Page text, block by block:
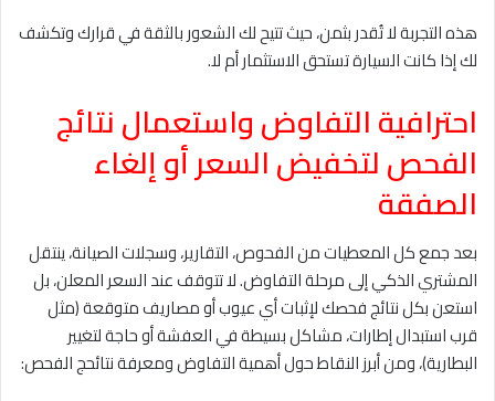
هذه التجربة لا تُقدر بثمن، حيث تتيح لك الشعور بالثقة في قرارك وتكشف
لك إذا كانت السيارة تستحق الاستثمار أم لا.
احترافية التفاوض واستعمال نتائج
الفحص لتخفيض السعر أو إلغاء
الصفقة
بعد جمع كل المعطيات من الفحوص، التقارير، وسجلات الصيانة، ينتقل
المشتري الذكي إلى مرحلة التفاوض. لا تتوقف عند السعر المعلن، بل
استعن بكل نتائج فحصك لإثبات أي عيوب أو مصاريف متوقعة (مثل
قرب استبدال إطارات، مشاكل بسيطة في العفشة أو حاجة لتغيير
البطارية)، ومن أبرز النقاط حول أهمية التفاوض ومعرفة نتائحج الفحص: